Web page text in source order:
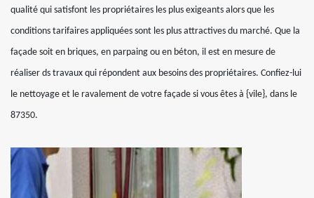
qualité qui satisfont les propriétaires les plus exigeants alors que les
conditions tarifaires appliquées sont les plus attractives du marché. Que la
façade soit en briques, en parpaing ou en béton, il est en mesure de
réaliser ds travaux qui répondent aux besoins des propriétaires. Confiez-lui
le nettoyage et le ravalement de votre façade si vous êtes à {vile}, dans le
87350.